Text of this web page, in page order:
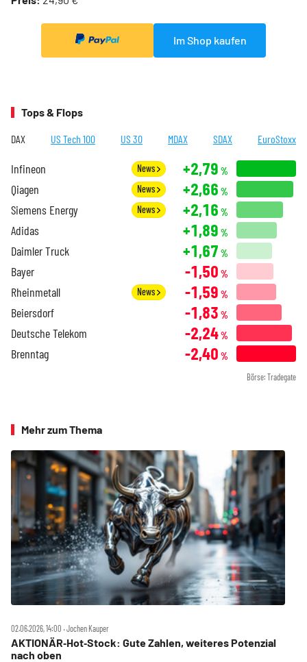
Im Shop kaufen
Tops & Flops
DAX US Tech 100 US 30 MDAX SDAX EuroStoxx
Infineon News +2,79 %
Qiagen News +2,66 %
Siemens Energy News +2,16 %
Adidas +1,89 %
Daimler Truck +1,67 %
Bayer -1,50 %
Rheinmetall News -1,59 %
Beiersdorf -1,83 %
Deutsche Telekom -2,24%
Brenntag -2,40 %
Börse: Tradegate
Mehr zum Thema
02.06.2026, 14:00 ‧ Jochen Kauper
AKTIONÄR‑Hot‑Stock: Gute Zahlen, weiteres Potenzial
nach oben